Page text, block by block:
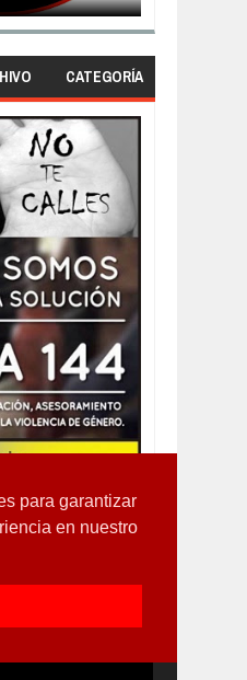
para garantizar
en nuestro
CATEGORÍA